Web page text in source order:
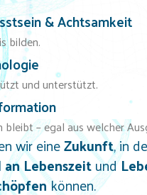
& Achtsamkeit
bilden.
und unterstützt.
– egal aus welcher
wir eineZukunft, in
Lebenszeitund
können.